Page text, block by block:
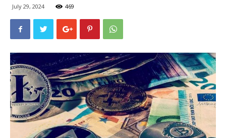
Aruba
July 29, 2024 469